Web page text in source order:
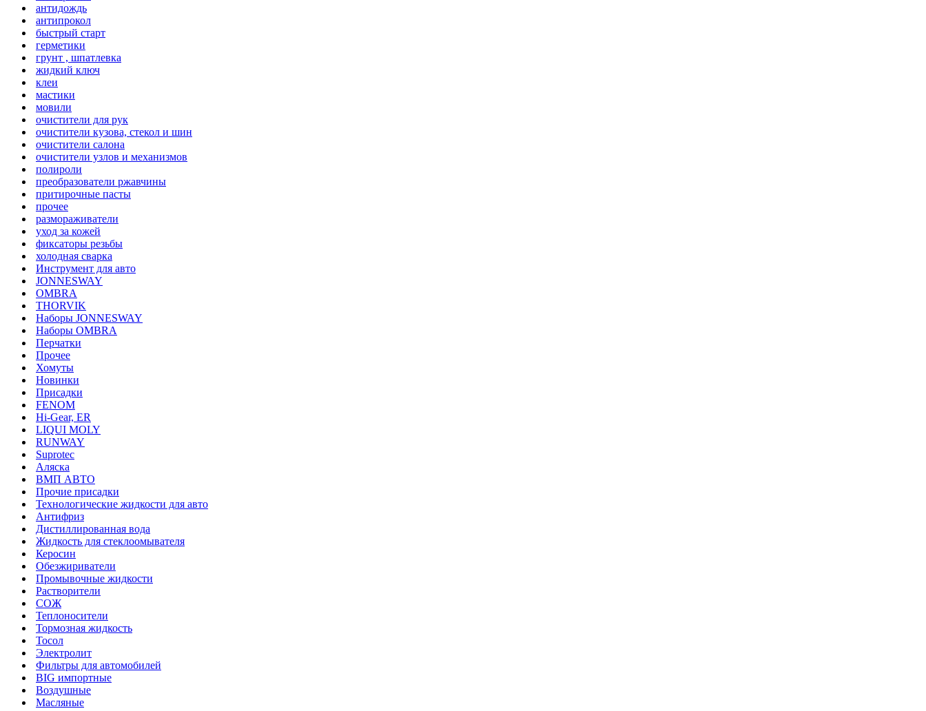
антидождь
антипрокол
быстрый старт
герметики
грунт , шпатлевка
жидкий ключ
клеи
мастики
мовили
очистители для рук
очистители кузова, стекол и шин
очистители салона
очистители узлов и механизмов
полироли
преобразователи ржавчины
притирочные пасты
прочее
размораживатели
уход за кожей
фиксаторы резьбы
холодная сварка
Инструмент для авто
JONNESWAY
OMBRA
THORVIK
Наборы JONNESWAY
Наборы OMBRA
Перчатки
Прочее
Хомуты
Новинки
Присадки
FENOM
Hi-Gear, ER
LIQUI MOLY
RUNWAY
Suprotec
Аляска
ВМП АВТО
Прочие присадки
Технологические жидкости для авто
Антифриз
Дистиллированная вода
Жидкость для стеклоомывателя
Керосин
Обезжириватели
Промывочные жидкости
Растворители
СОЖ
Теплоносители
Тормозная жидкость
Тосол
Электролит
Фильтры для автомобилей
BIG импортные
Воздушные
Масляные